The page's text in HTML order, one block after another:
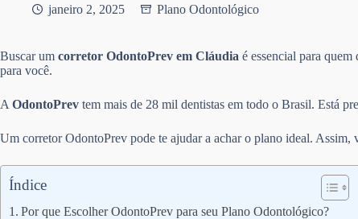
janeiro 2, 2025 Plano Odontológico
Buscar um corretor OdontoPrev em Cláudia é essencial para quem
para você.
A OdontoPrev tem mais de 28 mil dentistas em todo o Brasil. Está
Um corretor OdontoPrev pode te ajudar a achar o plano ideal. Assim,
Índice
Por que Escolher OdontoPrev para seu Plano Odontológico?